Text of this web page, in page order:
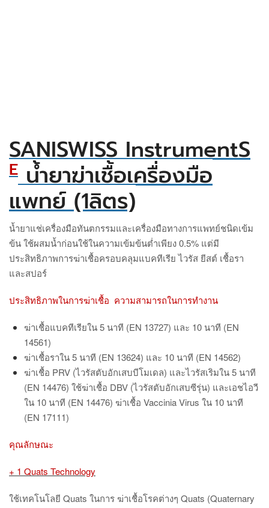
SANISWISS InstrumentS
Eน้ำยาฆ่าเชื้อเครื่องมือ
แพทย์ (1ลิตร)
น้ำยาแช่เครื่องมือทันตกรรมและเครื่องมือทางการแพทย์ชนิดเข้ม
ข้น ใช้ผสมน้ำก่อนใช้ในความเข้มข้นต่ำเพียง0.5% แต่มี
ประสิทธิภาพการฆ่าเชื้อครอบคลุมแบคทีเรีย ไวรัส ยีสต์ เชื้อรา
และสปอร์
ประสิทธิภาพในการฆ่าเชื้อ ความสามารถในการทำงาน
ฆ่าเชื้อแบคทีเรียใน5 นาที (EN 13727) และ 10 นาที (EN
14561)
ฆ่าเชื้อราใน5 นาที (EN 13624) และ 10 นาที (EN 14562)
ฆ่าเชื้อ PRV (ไวรัสตับอักเสบบีโมเดล) และไวรัสเริมใน 5 นาที
(EN 14476) ใช้ฆ่าเชื้อ DBV (ไวรัสตับอักเสบซีรุ่น) และเอชไอวี
ใน 10 นาที (EN 14476) ฆ่าเชื้อ Vaccinia Virus ใน 10 นาที
(EN 17111)
คุณลักษณะ
+ 1 Quats Technology
ใช้เทคโนโลยี Quats ในการ ฆ่าเชื้อโรคต่างๆ Quats (Quaternary